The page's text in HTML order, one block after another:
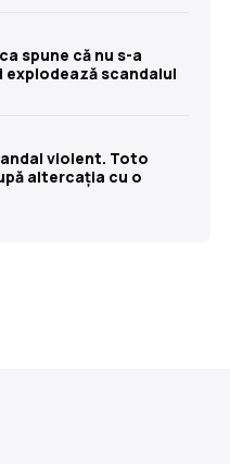
spune că nu s-a
explodează scandalul
violent. Toto
altercația cu o